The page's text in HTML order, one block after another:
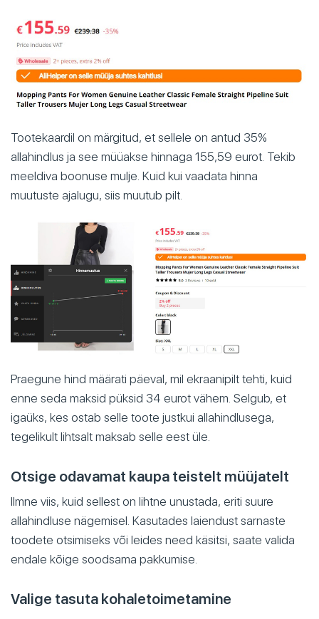
Tootekaardil on märgitud, et sellele on antud 35%
allahindlus ja see müüakse hinnaga 155,59 eurot. Tekib
meeldiva boonuse mulje. Kuid kui vaadata hinna
muutuste ajalugu, siis muutub pilt.
Praegune hind määrati päeval, mil ekraanipilt tehti, kuid
enne seda maksid püksid 34 eurot vähem. Selgub, et
igaüks, kes ostab selle toote justkui allahindlusega,
tegelikult lihtsalt maksab selle eest üle.
Otsige odavamat kaupa teistelt müüjatelt
Ilmne viis, kuid sellest on lihtne unustada, eriti suure
allahindluse nägemisel. Kasutades laiendust sarnaste
toodete otsimiseks või leides need käsitsi, saate valida
endale kõige soodsama pakkumise.
Valige tasuta kohaletoimetamine